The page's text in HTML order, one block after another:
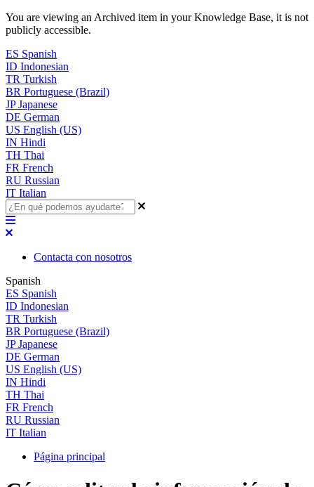
You are viewing an Archived item in your Knowledge Base, it is not
publicly accessible.
ES Spanish
ID Indonesian
TR Turkish
BR Portuguese (Brazil)
JP Japanese
DE German
US English (US)
IN Hindi
TH Thai
FR French
RU Russian
IT Italian
Contacta con nosotros
Spanish
ES Spanish
ID Indonesian
TR Turkish
BR Portuguese (Brazil)
JP Japanese
DE German
US English (US)
IN Hindi
TH Thai
FR French
RU Russian
IT Italian
Página principal